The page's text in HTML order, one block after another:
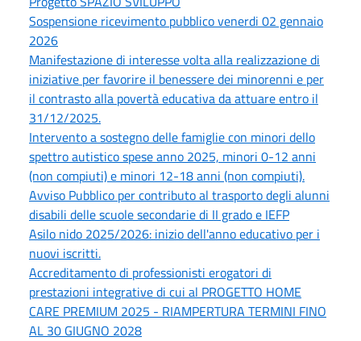
Sospensione ricevimento pubblico venerdi 02 gennaio
2026
Manifestazione di interesse volta alla realizzazione di
iniziative per favorire il benessere dei minorenni e per
il contrasto alla povertà educativa da attuare entro il
31/12/2025.
Intervento a sostegno delle famiglie con minori dello
spettro autistico spese anno 2025, minori 0-12 anni
(non compiuti) e minori 12-18 anni (non compiuti).
Avviso Pubblico per contributo al trasporto degli alunni
disabili delle scuole secondarie di II grado e IEFP
Asilo nido 2025/2026: inizio dell'anno educativo per i
nuovi iscritti.
Accreditamento di professionisti erogatori di
prestazioni integrative di cui al PROGETTO HOME
CARE PREMIUM 2025 - RIAMPERTURA TERMINI FINO
AL 30 GIUGNO 2028